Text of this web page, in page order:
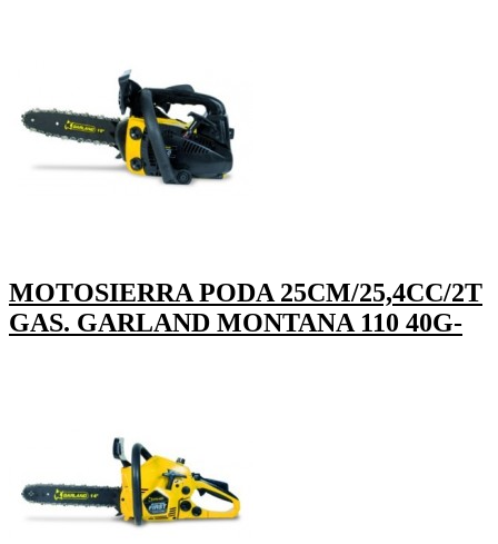
MOTOSIERRA PODA 25CM/25,4CC/2T
GAS. GARLAND MONTANA 110 40G-